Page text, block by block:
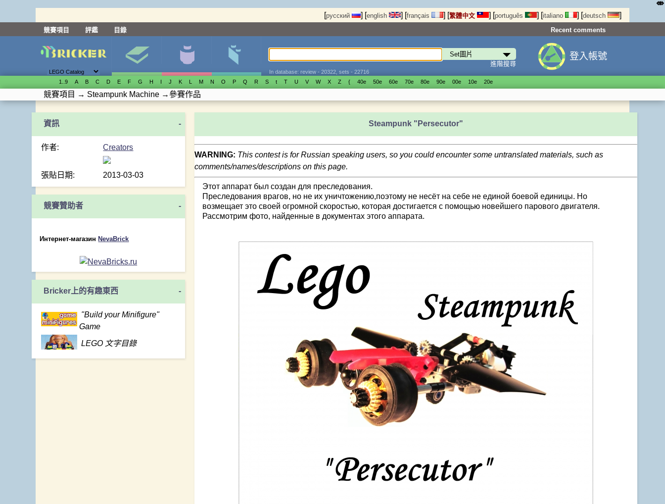
[русский ] [english ] [français ] [繁體中文 ] [português ] [italiano ] [deutsch ]
競賽項目 評鑑 目錄 Recent comments
進階搜尋
In database: review - 20322, sets - 22716
登入帳號
1..9 A B C D E F G H I J K L M N O P Q R S t T U V W X Z { 40е 50е 60е 70е 80е 90е 00е 10е 20е
競賽項目 → Steampunk Machine →參賽作品
-
作者: Creators
張貼日期: 2013-03-03
競賽贊助者 -
Интернет-магазин NevaBrick
Bricker上的有趣東西 -
"Build your Minifigure"
Game
LEGO 文字目錄
Steampunk "Persecutor"
WARNING: This contest is for Russian speaking users, so you could encounter some untranslated materials, such as
comments/names/descriptions on this page.
Этот аппарат был создан для преследования.
Преследования врагов, но не их уничтожению,поэтому не несёт на себе не единой боевой единицы. Но
возмещает это своей огромной скоростью, которая достигается с помощью новейшего парового двигателя.
Рассмотрим фото, найденные в документах этого аппарата.
⤄